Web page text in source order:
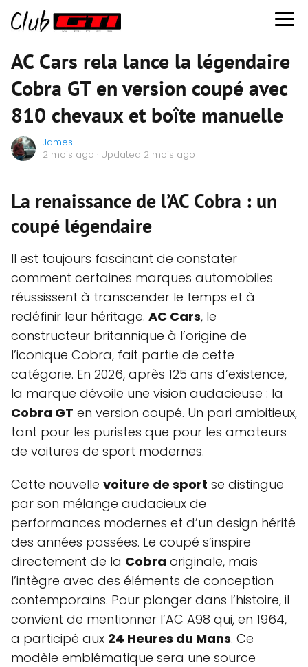
AC Cars rela lance la légendaire
Cobra GT en version coupé avec
810 chevaux et boîte manuelle
James
2 mois ago · Updated 2 mois ago
La renaissance de l’AC Cobra : un
coupé légendaire
Il est toujours fascinant de constater
comment certaines marques automobiles
réussissent à transcender le temps et à
redéfinir leur héritage. AC Cars, le
constructeur britannique à l’origine de
l’iconique Cobra, fait partie de cette
catégorie. En 2026, après 125 ans d’existence,
la marque dévoile une vision audacieuse : la
Cobra GT en version coupé. Un pari ambitieux,
tant pour les puristes que pour les amateurs
de voitures de sport modernes.
Cette nouvelle voiture de sport se distingue
par son mélange audacieux de
performances modernes et d’un design hérité
des années passées. Le coupé s’inspire
directement de la Cobra originale, mais
l’intègre avec des éléments de conception
contemporains. Pour plonger dans l’histoire, il
convient de mentionner l’AC A98 qui, en 1964,
a participé aux 24 Heures du Mans. Ce
modèle emblématique sera une source